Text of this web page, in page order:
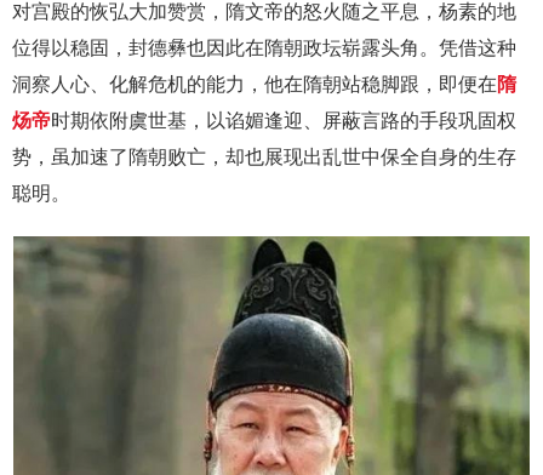
对宫殿的恢弘大加赞赏，隋文帝的怒火随之平息，杨素的地
位得以稳固，封德彝也因此在隋朝政坛崭露头角。凭借这种
洞察人心、化解危机的能力，他在隋朝站稳脚跟，即便在隋
炀帝时期依附虞世基，以谄媚逢迎、屏蔽言路的手段巩固权
势，虽加速了隋朝败亡，却也展现出乱世中保全自身的生存
聪明。